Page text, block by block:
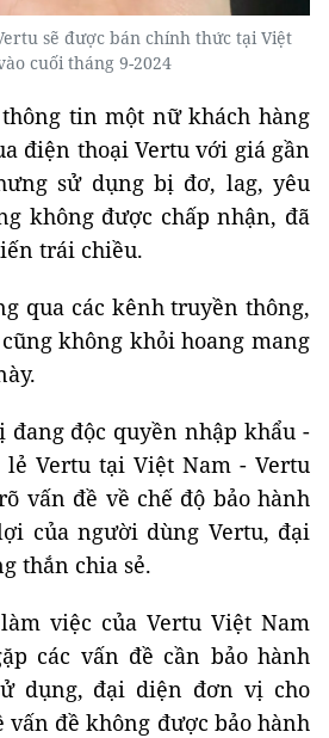
sẽ được bán chính thức tại Việt
cuối tháng 9-2024
tin một nữ khách hàng
điện thoại Vertu với giá gần
sử dụng bị đơ, lag, yêu
không được chấp nhận, đã
trái chiều.
qua các kênh truyền thông,
không khỏi hoang mang
độc quyền nhập khẩu -
Vertu tại Việt Nam - Vertu
vấn đề về chế độ bảo hành
của người dùng Vertu, đại
thắn chia sẻ.
việc của Vertu Việt Nam
các vấn đề cần bảo hành
dụng, đại diện đơn vị cho
vấn đề không được bảo hành